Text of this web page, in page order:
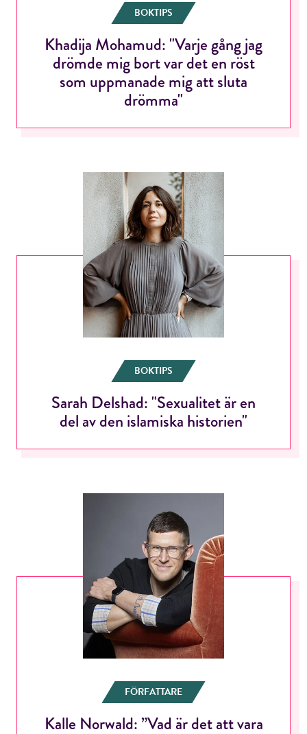
BOKTIPS
Khadija Mohamud: "Varje gång jag
drömde mig bort var det en röst
som uppmanade mig att sluta
drömma"
BOKTIPS
Sarah Delshad: "Sexualitet är en
del av den islamiska historien"
FÖRFATTARE
Kalle Norwald: ”Vad är det att vara